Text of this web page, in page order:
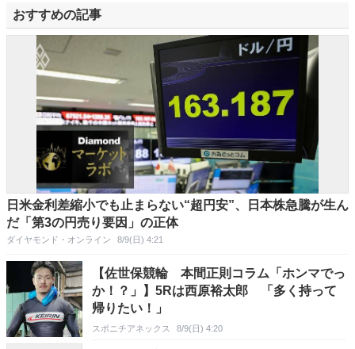
おすすめの記事
日米金利差縮小でも止まらない“超円安”、日本株急騰が生ん
だ「第3の円売り要因」の正体
ダイヤモンド・オンライン 8/9(日) 4:21
【佐世保競輪 本間正則コラム「ホンマでっ
か！？」】5Rは西原裕太郎 「多く持って
帰りたい！」
スポニチアネックス 8/9(日) 4:20